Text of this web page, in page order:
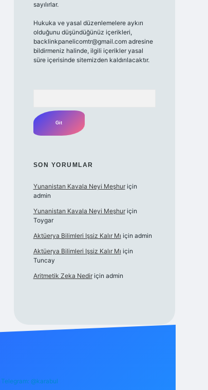
sayılırlar.
Hukuka ve yasal düzenlemelere aykırı
olduğunu düşündüğünüz içerikleri,
backlinkpanelicomtr@gmail.comadresine
bildirmeniz halinde, ilgili içerikler yasal
süre içerisinde sitemizden kaldırılacaktır.
SON YORUMLAR
Yunanistan Kavala Neyi Meşhuriçin
admin
Yunanistan Kavala Neyi Meşhuriçin
Toygar
Aktüerya Bilimleri Işsiz Kalır Mı için admin
Aktüerya Bilimleri Işsiz Kalır Mı için
Tuncay
Aritmetik Zeka Nediriçin admin
Telegram: @karabul